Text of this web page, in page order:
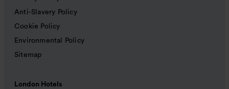
Anti-Slavery Policy
Cookie Policy
Environmental Policy
Sitemap
London Hotels